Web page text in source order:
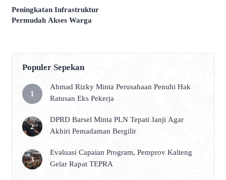
Peningkatan Infrastruktur
Permudah Akses Warga
Populer Sepekan
Ahmad Rizky Minta Perusahaan Penuhi Hak
Ratusan Eks Pekerja
DPRD Barsel Minta PLN Tepati Janji Agar
Akhiri Pemadaman Bergilir
Evaluasi Capaian Program, Pemprov Kalteng
Gelar Rapat TEPRA